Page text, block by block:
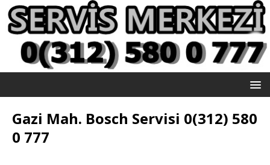
Gazi Mah. Bosch Servisi 0(312) 580
0 777